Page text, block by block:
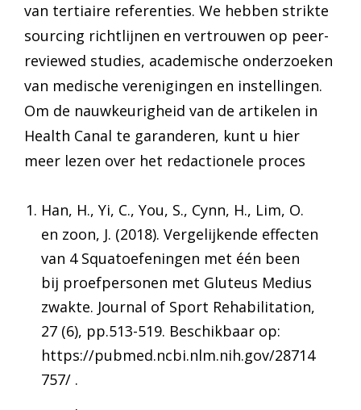
van tertiaire referenties. We hebben strikte
sourcing richtlijnen en vertrouwen op peer-
reviewed studies, academische onderzoeken
van medische verenigingen en instellingen.
Om de nauwkeurigheid van de artikelen in
Health Canal te garanderen, kunt u hier
meer lezen over het redactionele proces
Han, H., Yi, C., You, S., Cynn, H., Lim, O.
en zoon, J. (2018). Vergelijkende effecten
van 4 Squatoefeningen met één been
bij proefpersonen met Gluteus Medius
zwakte. Journal of Sport Rehabilitation,
27 (6), pp.513-519. Beschikbaar op:
https://pubmed.ncbi.nlm.nih.gov/28714
757/ .